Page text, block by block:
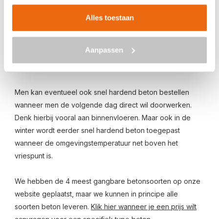
Alles toestaan
Aanpassen
Men kan eventueel ook snel hardend beton bestellen
wanneer men de volgende dag direct wil doorwerken.
Denk hierbij vooral aan binnenvloeren. Maar ook in de
winter wordt eerder snel hardend beton toegepast
wanneer de omgevingstemperatuur net boven het
vriespunt is.
We hebben de 4 meest gangbare betonsoorten op onze
website geplaatst, maar we kunnen in principe alle
soorten beton leveren. Klik hier wanneer je een prijs wilt